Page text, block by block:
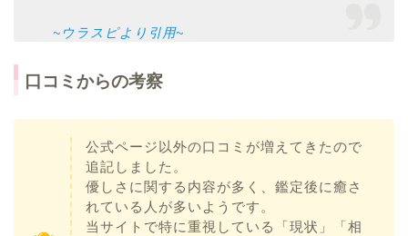
~ウラスピより引用~
口コミからの考察
公式ページ以外の口コミが増えてきたので
追記しました。
優しさに関する内容が多く、鑑定後に癒さ
れている人が多いようです。
当サイトで特に重視している「現状」「相